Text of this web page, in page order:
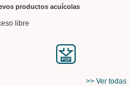
productos acuícolas
libre
>> Ver todas